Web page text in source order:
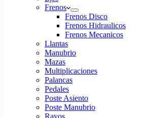
Frenos
Frenos Disco
Frenos Hidraulicos
Frenos Mecanicos
Llantas
Manubrio
Mazas
Multiplicaciones
Palancas
Pedales
Poste Asiento
Poste Manubrio
Rayos